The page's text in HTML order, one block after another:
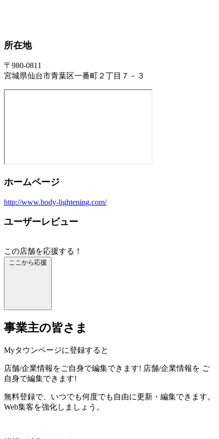
所在地
〒980-0811
宮城県仙台市青葉区一番町２丁目７－３
ホームページ
http://www.body-lightening.com/
ユーザーレビュー
この店舗を応援する！
ここから応援
事業主の皆さま
Myタウンページに登録すると
店舗/企業情報をご自身で編集できます! 店舗/企業情報を ご
自身で編集できます!
無料登録で、いつでも何度でも自由に更新・編集できます。
Web集客を強化しましょう。